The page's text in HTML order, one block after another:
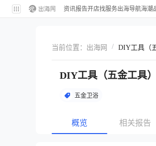
资讯报告开店找服务出海导航海潮
当前位置： 出海网 / DIY工具（
DIY工具（五金工具）
五金卫浴
概览 相关报告